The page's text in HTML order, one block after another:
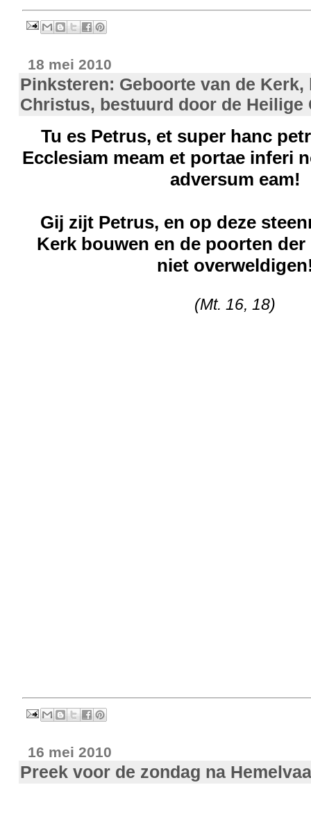
18 mei 2010
Pinksteren: Geboorte van de Kerk,
Christus, bestuurd door de Heilige
Tu es Petrus, et super hanc
Ecclesiam meam et portae inferi
adversum eam!
Gij zijt Petrus, en op deze
Kerk bouwen en de poorten
niet
(Mt. 16, 18)
16 mei 2010
Preek voor de zondag na